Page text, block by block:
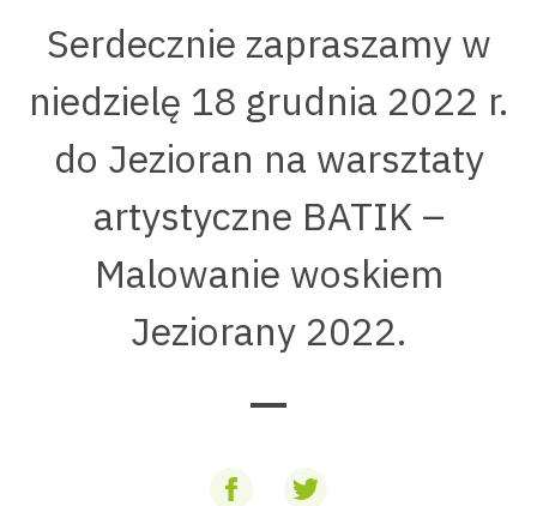
Serdecznie zapraszamy w
niedzielę 18 grudnia 2022 r.
do Jezioran na warsztaty
artystyczne BATIK –
Malowanie woskiem
Jeziorany 2022.